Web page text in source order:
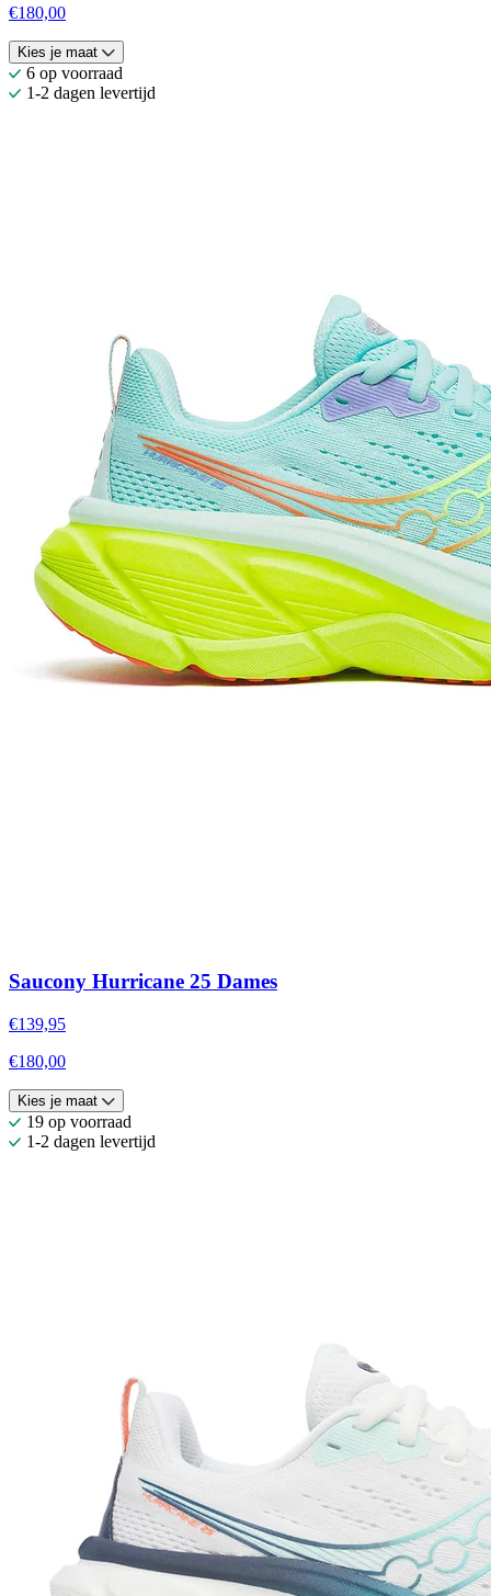
€180,00
Kies je maat
6 op voorraad
1-2 dagen levertijd
Saucony Hurricane 25 Dames
€139,95
€180,00
Kies je maat
19 op voorraad
1-2 dagen levertijd